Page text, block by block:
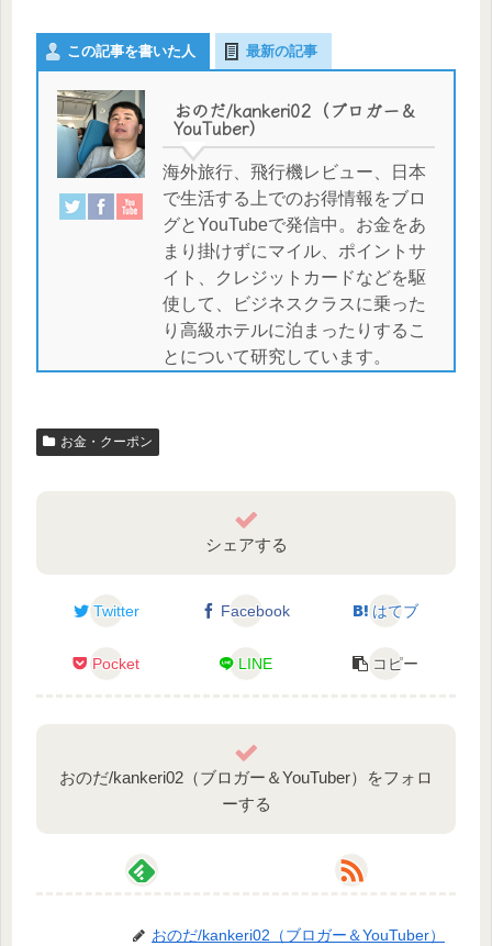
この記事を書いた人 最新の記事
おのだ/kankeri02（ブロガー＆
YouTuber）
海外旅行、飛行機レビュー、日本
で生活する上でのお得情報をブロ
グとYouTubeで発信中。お金をあ
まり掛けずにマイル、ポイントサ
イト、クレジットカードなどを駆
使して、ビジネスクラスに乗った
り高級ホテルに泊まったりするこ
とについて研究しています。
お金・クーポン
シェアする
Twitter Facebook はてブ
Pocket LINE コピー
おのだ/kankeri02（ブロガー＆YouTuber）をフォロ
ーする
おのだ/kankeri02（ブロガー＆YouTuber）